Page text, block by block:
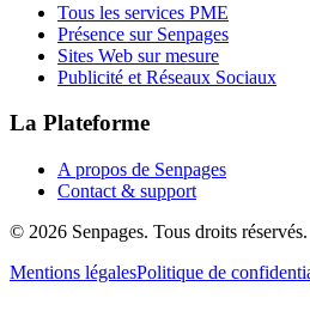
Tous les services PME
Présence sur Senpages
Sites Web sur mesure
Publicité et Réseaux Sociaux
La Plateforme
A propos de Senpages
Contact & support
© 2026 Senpages. Tous droits réservés.
Mentions légalesPolitique de